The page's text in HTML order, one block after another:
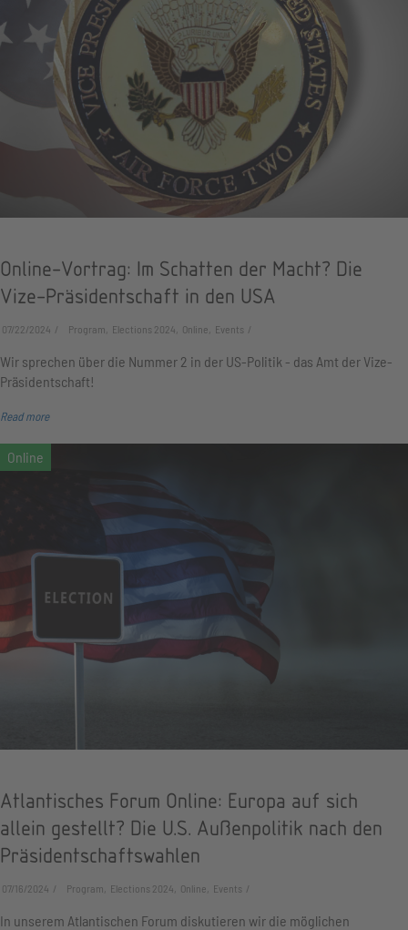
Online-Vortrag: Im Schatten der Macht? Die
Vize-Präsidentschaft in den USA
07/22/2024 Program, Elections 2024, Online, Events
Wir sprechen über die Nummer 2 in der US-Politik - das Amt der Vize-
Präsidentschaft!
Read more
Atlantisches Forum Online: Europa auf sich
allein gestellt? Die U.S. Außenpolitik nach den
Präsidentschaftswahlen
07/16/2024 Program, Elections 2024, Online, Events
In unserem Atlantischen Forum diskutieren wir die möglichen